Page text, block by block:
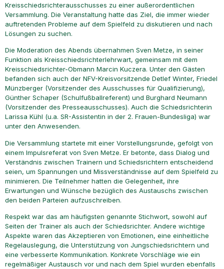
Kreisschiedsrichterausschusses zu einer außerordentlichen
Versammlung. Die Veranstaltung hatte das Ziel, die immer wieder
auftretenden Probleme auf dem Spielfeld zu diskutieren und nach
Lösungen zu suchen.
Die Moderation des Abends übernahmen Sven Metze, in seiner
Funktion als Kreisschiedsrichterlehrwart, gemeinsam mit dem
Kreisschiedsrichter-Obmann Marcin Kuczera. Unter den Gästen
befanden sich auch der NFV-Kreisvorsitzende Detlef Winter, Friedel
Münzberger (Vorsitzender des Ausschusses für Qualifizierung),
Günther Schaper (Schulfußballreferent) und Burghard Neumann
(Vorsitzender des Presseausschusses). Auch die Schiedsrichterin
Larissa Kühl (u.a. SR-Assistentin in der 2. Frauen-Bundesliga) war
unter den Anwesenden.
Die Versammlung startete mit einer Vorstellungsrunde, gefolgt von
einem Impulsreferat von Sven Metze. Er betonte, dass Dialog und
Verständnis zwischen Trainern und Schiedsrichtern entscheidend
seien, um Spannungen und Missverständnisse auf dem Spielfeld zu
minimieren. Die Teilnehmer hatten die Gelegenheit, ihre
Erwartungen und Wünsche bezüglich des Austauschs zwischen
den beiden Parteien aufzuschreiben.
Respekt war das am häufigsten genannte Stichwort, sowohl auf
Seiten der Trainer als auch der Schiedsrichter. Andere wichtige
Aspekte waren das Akzeptieren von Emotionen, eine einheitliche
Regelauslegung, die Unterstützung von Jungschiedsrichtern und
eine verbesserte Kommunikation. Konkrete Vorschläge wie ein
regelmäßiger Austausch vor und nach dem Spiel wurden ebenfalls